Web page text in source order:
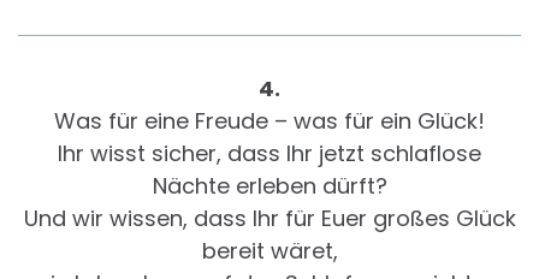
4.
Was für eine Freude – was für ein Glück!
Ihr wisst sicher, dass Ihr jetzt schlaflose
Nächte erleben dürft?
Und wir wissen, dass Ihr für Euer großes Glück
bereit wäret,